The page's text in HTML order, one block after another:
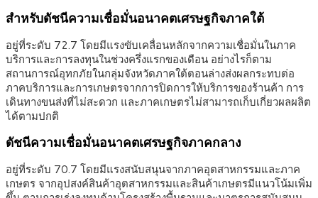
สำหรับดัชนีความเชื่อมั่นอนาคตเศรษฐกิจภาคใต้
อยู่ที่ระดับ 72.7 โดยมีแรงขับเคลื่อนหลักจากความเชื่อมั่นในภาค
บริการและการลงทุนในช่วงครึ่งแรกของเดือน อย่างไรก็ตาม
สถานการณ์อุทกภัยในกลุ่มจังหวัดภาคใต้ตอนล่างส่งผลกระทบต่อ
ภาคบริการและการเกษตรจากการปิดการให้บริการของร้านค้า การ
เดินทางขนส่งที่ไม่สะดวก และภาคเกษตรไม่สามารถเก็บเกี่ยวผลผลิต
ได้ตามปกติ
ดัชนีความเชื่อมั่นอนาคตเศรษฐกิจภาคกลาง
อยู่ที่ระดับ 70.7 โดยมีแรงสนับสนุนจากภาคอุตสาหกรรมและภาค
เกษตร จากอุปสงค์สินค้าอุตสาหกรรมและสินค้าเกษตรมีแนวโน้มเพิ่ม